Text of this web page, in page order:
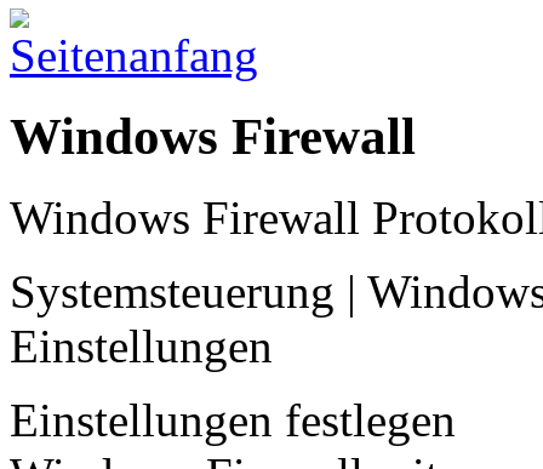
Windows Firewall
Windows Firewall
Systemsteuerung |
Einstellungen
Einstellungen festlegen